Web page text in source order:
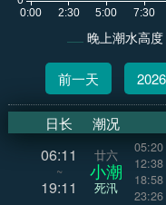
晚上潮水高度
前一天
日长 潮况
06:11
~
19:11
廿六
小潮
死汛
05:20
12:38
18:58
23:26